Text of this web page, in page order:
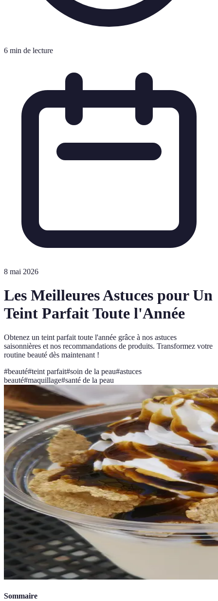
6 min de lecture
8 mai 2026
Les Meilleures Astuces pour Un
Teint Parfait Toute l'Année
Obtenez un teint parfait toute l'année grâce à nos astuces
saisonnières et nos recommandations de produits. Transformez votre
routine beauté dès maintenant !
#beauté#teint parfait#soin de la peau#astuces
beauté#maquillage#santé de la peau
Sommaire